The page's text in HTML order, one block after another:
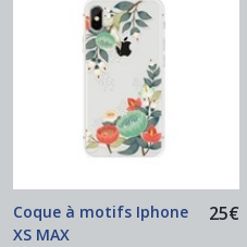
Coque à motifs Iphone
XS MAX
25€